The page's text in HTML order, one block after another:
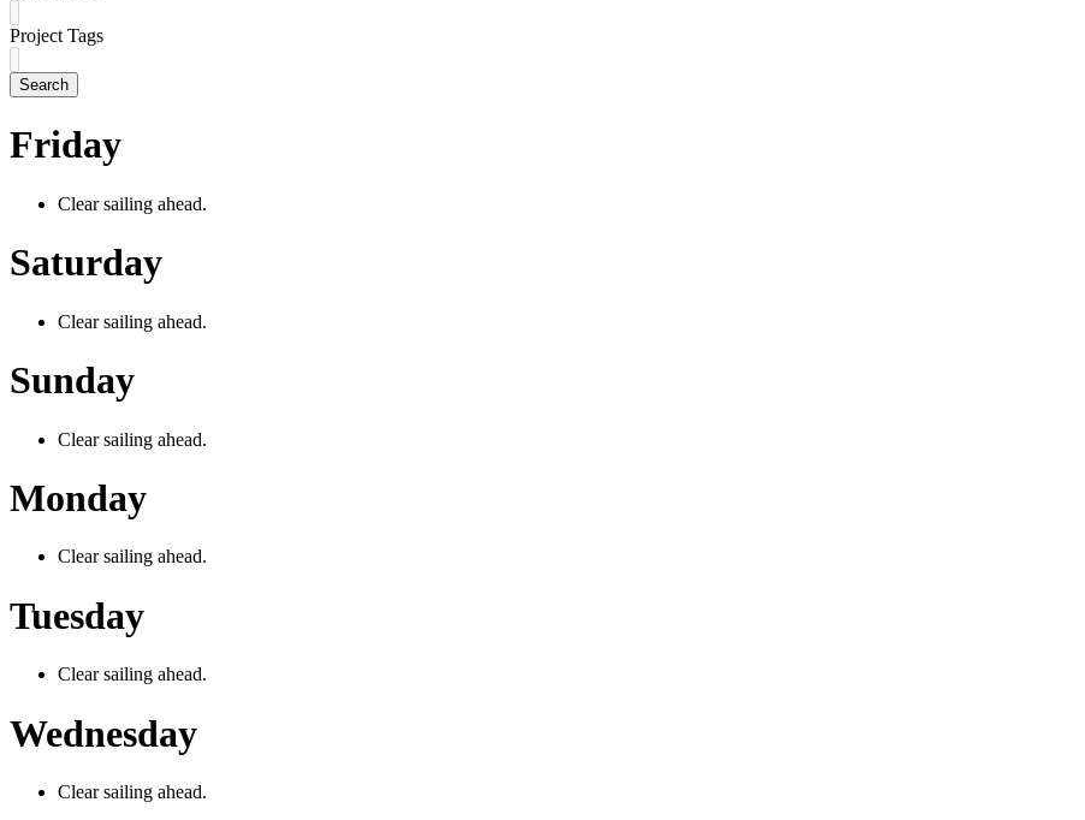
Project Tags
Search
Friday
Clear sailing ahead.
Saturday
Clear sailing ahead.
Sunday
Clear sailing ahead.
Monday
Clear sailing ahead.
Tuesday
Clear sailing ahead.
Wednesday
Clear sailing ahead.